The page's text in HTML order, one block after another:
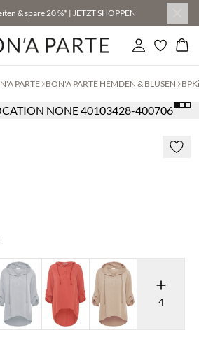
& spare 20 %* | JETZT SHOPPEN
Einloggen
PARTE BON'A PARTE HEMDEN & BLUSEN
4